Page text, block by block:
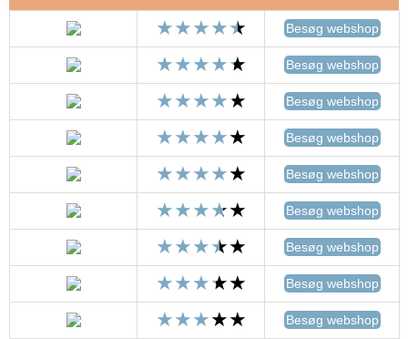
Besøg webshop
Besøg webshop
Besøg webshop
Besøg webshop
Besøg webshop
Besøg webshop
Besøg webshop
Besøg webshop
Besøg webshop